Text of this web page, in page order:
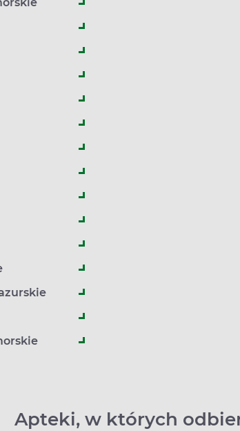
Apteki, w których